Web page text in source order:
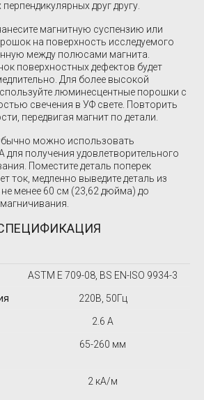
друг другу.
магнитную суспензию или
на поверхность исследуемого
между полюсами магнита.
поверхностных дефектов будет
Для более высокой
люминесцентные порошки с
свечения в УФ свете. Повторить
передвигая магнит по детали.
можно использовать
для получения удовлетворительного
Поместите деталь поперек
ток, медленно выведите деталь из
менее 60 см (23,62 дюйма) до
ASTM E 709-08, BS EN-ISO 9934-3
220В, 50Гц
2.6 А
65-260 мм
2 кА/м